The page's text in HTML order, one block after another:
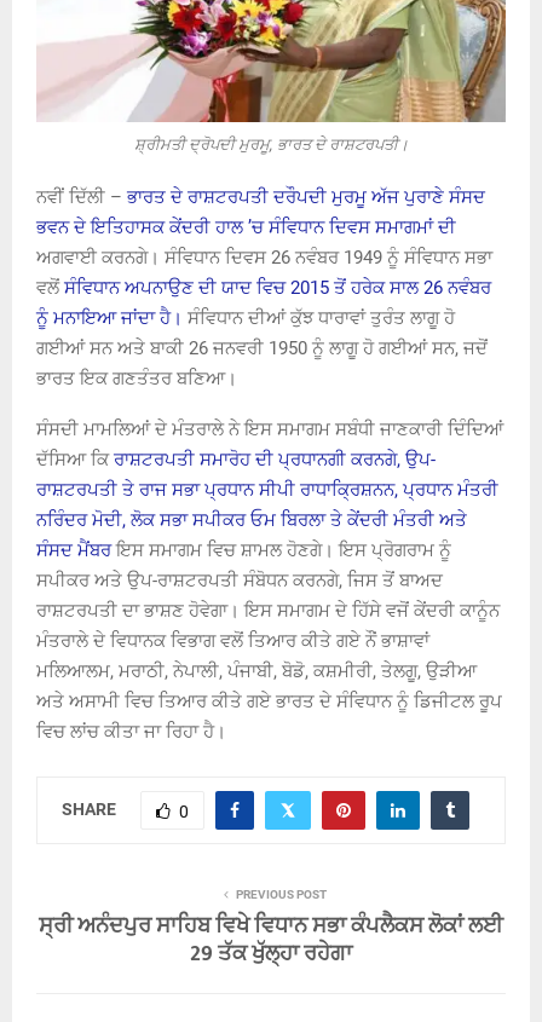
ਸ਼੍ਰੀਮਤੀ ਦ੍ਰੋਪਦੀ ਮੁਰਮੂ, ਭਾਰਤ ਦੇ ਰਾਸ਼ਟਰਪਤੀ।
ਨਵੀਂ ਦਿੱਲੀ – ਭਾਰਤ ਦੇ ਰਾਸ਼ਟਰਪਤੀ ਦਰੌਪਦੀ ਮੁਰਮੂ ਅੱਜ ਪੁਰਾਣੇ ਸੰਸਦ
ਭਵਨ ਦੇ ਇਤਿਹਾਸਕ ਕੇਂਦਰੀ ਹਾਲ ’ਚ ਸੰਵਿਧਾਨ ਦਿਵਸ ਸਮਾਗਮਾਂ ਦੀ
ਅਗਵਾਈ ਕਰਨਗੇ। ਸੰਵਿਧਾਨ ਦਿਵਸ 26 ਨਵੰਬਰ 1949 ਨੂੰ ਸੰਵਿਧਾਨ ਸਭਾ
ਵਲੋਂਸੰਵਿਧਾਨ ਅਪਨਾਉਣ ਦੀ ਯਾਦ ਵਿਚ 2015 ਤੋਂ ਹਰੇਕ ਸਾਲ 26 ਨਵੰਬਰ
ਨੂੰ ਮਨਾਇਆ ਜਾਂਦਾ ਹੈ। ਸੰਵਿਧਾਨ ਦੀਆਂ ਕੁੱਝ ਧਾਰਾਵਾਂ ਤੁਰੰਤ ਲਾਗੂ ਹੋ
ਗਈਆਂ ਸਨ ਅਤੇ ਬਾਕੀ 26 ਜਨਵਰੀ 1950 ਨੂੰ ਲਾਗੂ ਹੋ ਗਈਆਂ ਸਨ, ਜਦੋਂ
ਭਾਰਤ ਇਕ ਗਣਤੰਤਰ ਬਣਿਆ।
ਸੰਸਦੀ ਮਾਮਲਿਆਂ ਦੇ ਮੰਤਰਾਲੇ ਨੇ ਇਸ ਸਮਾਗਮ ਸਬੰਧੀ ਜਾਣਕਾਰੀ ਦਿੰਦਿਆਂ
ਦੱਸਿਆ ਕਿਰਾਸ਼ਟਰਪਤੀ ਸਮਾਰੋਹ ਦੀ ਪ੍ਰਧਾਨਗੀ ਕਰਨਗੇ, ਉਪ-
ਰਾਸ਼ਟਰਪਤੀ ਤੇ ਰਾਜ ਸਭਾ ਪ੍ਰਧਾਨ ਸੀਪੀ ਰਾਧਾਕ੍ਰਿਸ਼ਨਨ, ਪ੍ਰਧਾਨ ਮੰਤਰੀ
ਨਰਿੰਦਰ ਮੋਦੀ, ਲੋਕ ਸਭਾ ਸਪੀਕਰ ਓਮ ਬਿਰਲਾ ਤੇ ਕੇਂਦਰੀ ਮੰਤਰੀ ਅਤੇ
ਸੰਸਦ ਮੈਂਬਰਇਸ ਸਮਾਗਮ ਵਿਚ ਸ਼ਾਮਲ ਹੋਣਗੇ। ਇਸ ਪ੍ਰੋਗਰਾਮ ਨੂੰ
ਸਪੀਕਰ ਅਤੇ ਉਪ-ਰਾਸ਼ਟਰਪਤੀ ਸੰਬੋਧਨ ਕਰਨਗੇ, ਜਿਸ ਤੋਂ ਬਾਅਦ
ਰਾਸ਼ਟਰਪਤੀ ਦਾ ਭਾਸ਼ਣ ਹੋਵੇਗਾ। ਇਸ ਸਮਾਗਮ ਦੇ ਹਿੱਸੇ ਵਜੋਂ ਕੇਂਦਰੀ ਕਾਨੂੰਨ
ਮੰਤਰਾਲੇ ਦੇ ਵਿਧਾਨਕ ਵਿਭਾਗ ਵਲੋਂ ਤਿਆਰ ਕੀਤੇ ਗਏ ਨੌਂ ਭਾਸ਼ਾਵਾਂ
ਮਲਿਆਲਮ, ਮਰਾਠੀ, ਨੇਪਾਲੀ, ਪੰਜਾਬੀ, ਬੋਡੋ, ਕਸ਼ਮੀਰੀ, ਤੇਲਗੂ, ਉੜੀਆ
ਅਤੇ ਅਸਾਮੀ ਵਿਚ ਤਿਆਰ ਕੀਤੇ ਗਏ ਭਾਰਤ ਦੇ ਸੰਵਿਧਾਨ ਨੂੰ ਡਿਜੀਟਲ ਰੂਪ
ਵਿਚ ਲਾਂਚ ਕੀਤਾ ਜਾ ਰਿਹਾ ਹੈ।
SHARE 0
PREVIOUS POST
ਸ੍ਰੀ ਅਨੰਦਪੁਰ ਸਾਹਿਬ ਵਿਖੇ ਵਿਧਾਨ ਸਭਾ ਕੰਪਲੈਕਸ ਲੋਕਾਂ ਲਈ
29 ਤੱਕ ਖੁੱਲ੍ਹਾ ਰਹੇਗਾ